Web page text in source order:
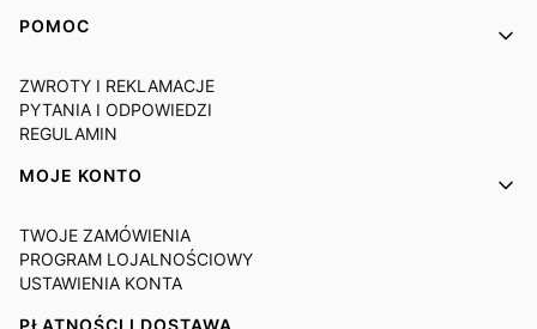
Linki w stopce
POMOC
ZWROTY I REKLAMACJE
PYTANIA I ODPOWIEDZI
REGULAMIN
MOJE KONTO
TWOJE ZAMÓWIENIA
PROGRAM LOJALNOŚCIOWY
USTAWIENIA KONTA